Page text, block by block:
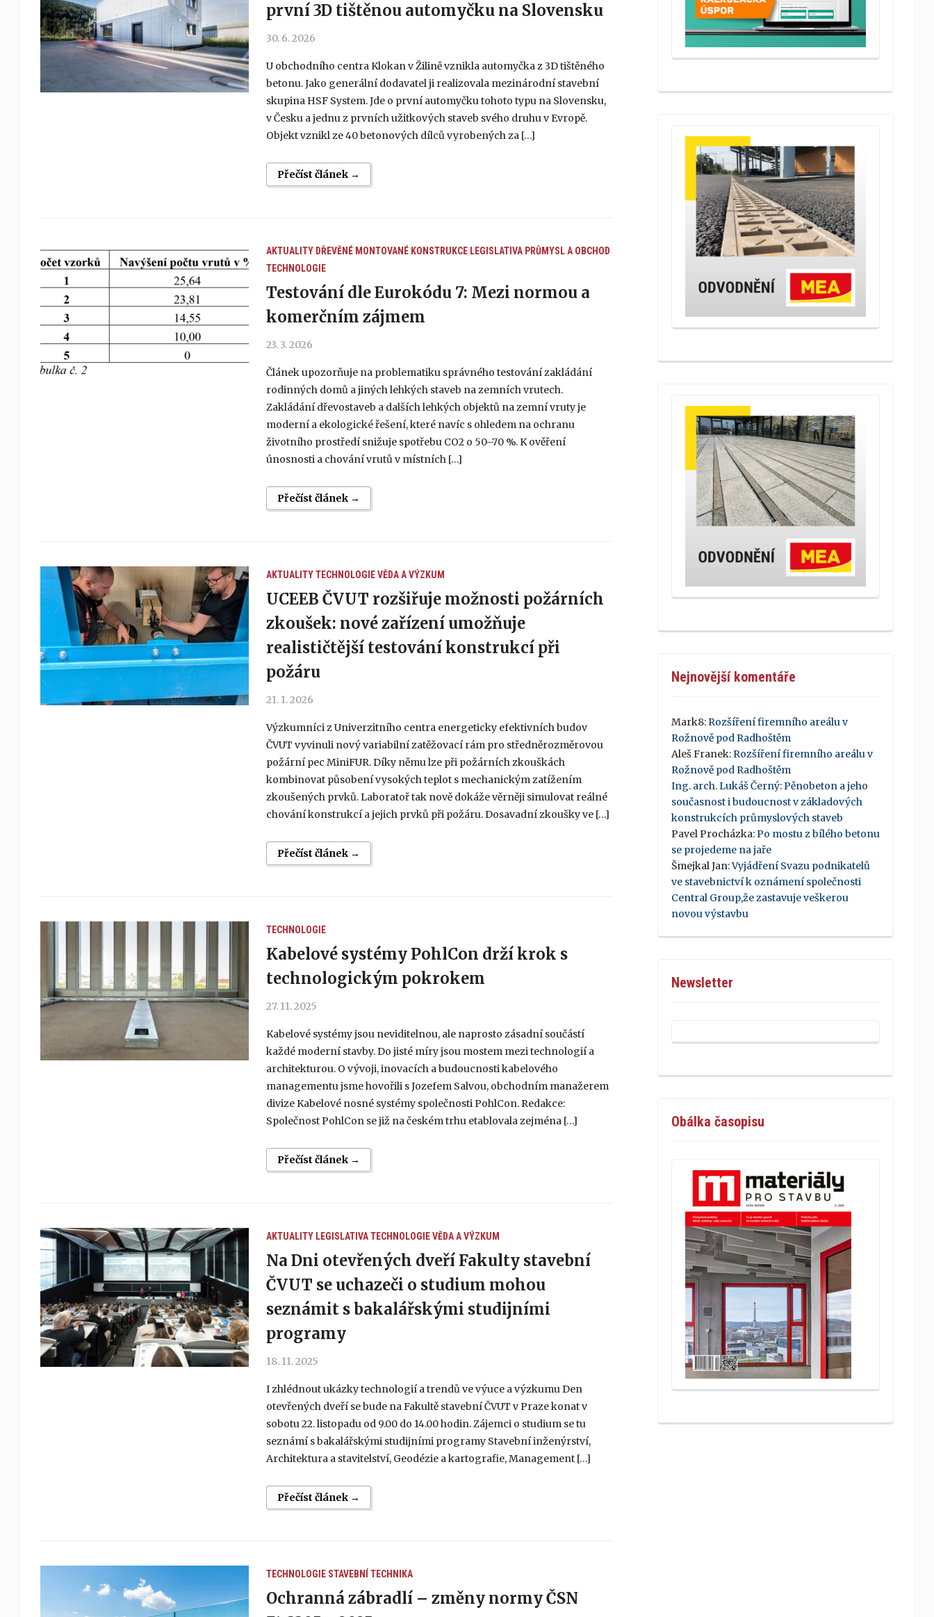
první 3D tištěnou automyčku na Slovensku
30. 6. 2026
U obchodního centra Klokan v Žilině vznikla automyčka z 3D tištěného
betonu. Jako generální dodavatel ji realizovala mezinárodní stavební
skupina HSF System. Jde o první automyčku tohoto typu na Slovensku,
v Česku a jednu z prvních užitkových staveb svého druhu v Evropě.
Objekt vznikl ze 40 betonových dílců vyrobených za […]
Přečíst článek →
AKTUALITY DŘEVĚNÉ MONTOVANÉ KONSTRUKCE LEGISLATIVA PRŮMYSL A OBCHOD
TECHNOLOGIE
Testování dle Eurokódu 7: Mezi normou a
komerčním zájmem
23. 3. 2026
Článek upozorňuje na problematiku správného testování zakládání
rodinných domů a jiných lehkých staveb na zemních vrutech.
Zakládání dřevostaveb a dalších lehkých objektů na zemní vruty je
moderní a ekologické řešení, které navíc s ohledem na ochranu
životního prostředí snižuje spotřebu CO2 o 50–70 %. K ověření
únosnosti a chování vrutů v místních […]
Přečíst článek →
AKTUALITYTECHNOLOGIEVĚDA A VÝZKUM
UCEEB ČVUT rozšiřuje možnosti požárních
zkoušek: nové zařízení umožňuje
realističtější testování konstrukcí při
požáru
21. 1. 2026
Výzkumníci z Univerzitního centra energeticky efektivních budov
ČVUT vyvinuli nový variabilní zatěžovací rám pro středněrozměrovou
požární pec MiniFUR. Díky němu lze při požárních zkouškách
kombinovat působení vysokých teplot s mechanickým zatížením
zkoušených prvků. Laboratoř tak nově dokáže věrněji simulovat reálné
chování konstrukcí a jejich prvků při požáru. Dosavadní zkoušky ve […]
Přečíst článek →
TECHNOLOGIE
Kabelové systémy PohlCon drží krok s
technologickým pokrokem
27. 11. 2025
Kabelové systémy jsou neviditelnou, ale naprosto zásadní součástí
každé moderní stavby. Do jisté míry jsou mostem mezi technologií a
architekturou. O vývoji, inovacích a budoucnosti kabelového
managementu jsme hovořili s Jozefem Salvou, obchodním manažerem
divize Kabelové nosné systémy společnosti PohlCon. Redakce:
Společnost PohlCon se již na českém trhu etablovala zejména […]
Přečíst článek →
AKTUALITY LEGISLATIVATECHNOLOGIEVĚDA A VÝZKUM
Na Dni otevřených dveří Fakulty stavební
ČVUT se uchazeči o studium mohou
seznámit s bakalářskými studijními
programy
18. 11. 2025
I zhlédnout ukázky technologií a trendů ve výuce a výzkumu Den
otevřených dveří se bude na Fakultě stavební ČVUT v Praze konat v
sobotu 22. listopadu od 9.00 do 14.00 hodin. Zájemci o studium se tu
seznámí s bakalářskými studijními programy Stavební inženýrství,
Architektura a stavitelství, Geodézie a kartografie, Management […]
Přečíst článek →
TECHNOLOGIE STAVEBNÍ TECHNIKA
Ochranná zábradlí – změny normy ČSN
Nejnovější komentáře
Mark8:Rozšíření firemního areálu v
Rožnově pod Radhoštěm
Aleš Franek:Rozšíření firemního areálu v
Rožnově pod Radhoštěm
Ing. arch. Lukáš Černý:Pěnobeton a jeho
současnost i budoucnost v základových
konstrukcích průmyslových staveb
Pavel Procházka:Po mostu z bílého betonu
se projedeme na jaře
Šmejkal Jan:Vyjádření Svazu podnikatelů
ve stavebnictví k oznámení společnosti
Central Group,že zastavuje veškerou
novou výstavbu
Newsletter
Obálka časopisu